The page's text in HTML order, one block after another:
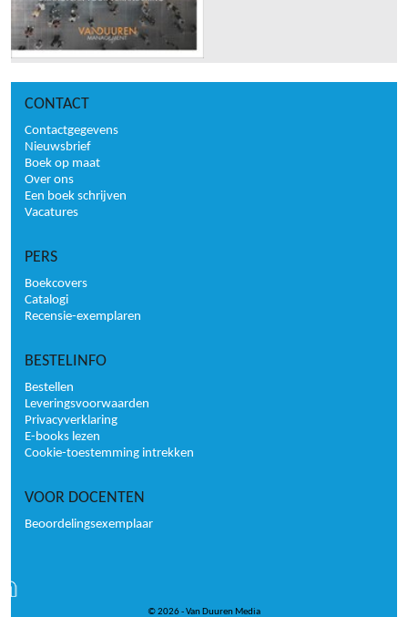
CONTACT
Contactgegevens
Nieuwsbrief
Boek op maat
Over ons
Een boek schrijven
Vacatures
PERS
Boekcovers
Catalogi
Recensie-exemplaren
BESTELINFO
Bestellen
Leveringsvoorwaarden
Privacyverklaring
E-books lezen
Cookie-toestemming intrekken
VOOR DOCENTEN
Beoordelingsexemplaar
© 2026 - Van Duuren Media